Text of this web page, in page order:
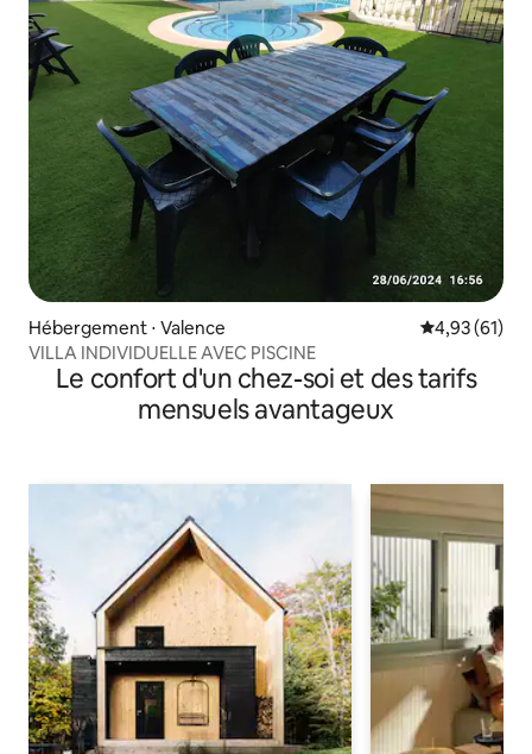
Hébergement ⋅ Valence Évaluation
4,93 (61)
VILLA INDIVIDUELLE AVEC PISCINE
Le confort d'un chez-soi et des tarifs
mensuels avantageux